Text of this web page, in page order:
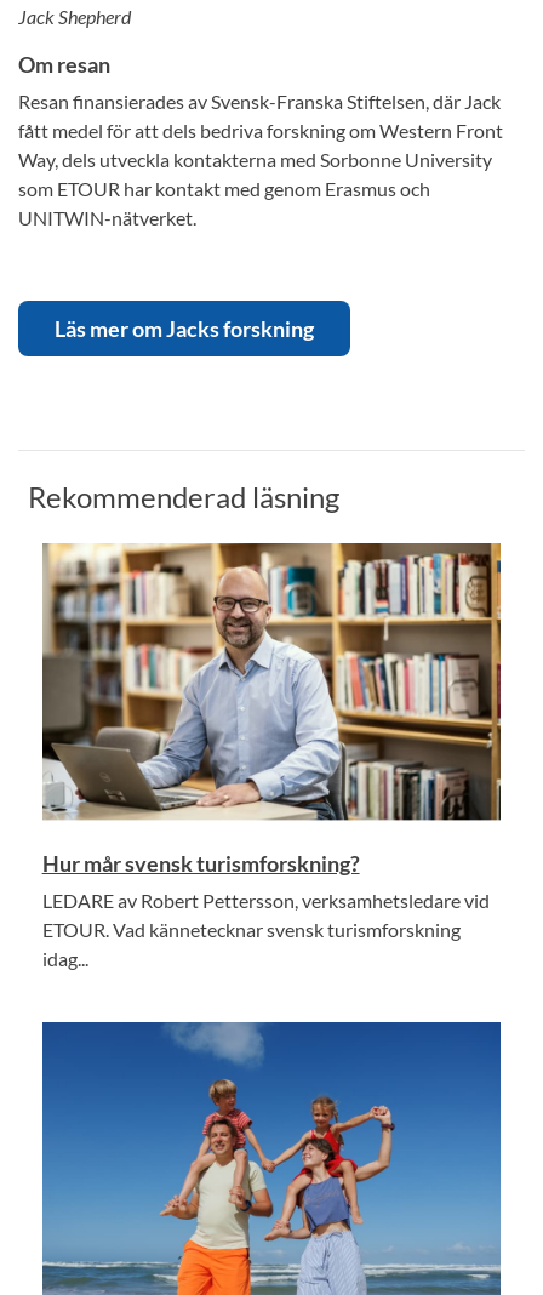
Jack Shepherd
Om resan
Resan finansierades av Svensk-Franska Stiftelsen, där Jack
fått medel för att dels bedriva forskning om Western Front
Way, dels utveckla kontakterna med Sorbonne University
som ETOUR har kontakt med genom Erasmus och
UNITWIN-nätverket.
Läs mer om Jacks forskning
Rekommenderad läsning
Hur mår svensk turismforskning?
LEDARE av Robert Pettersson, verksamhetsledare vid
ETOUR. Vad kännetecknar svensk turismforskning
idag...